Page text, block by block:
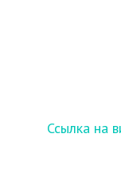
Ссылка на